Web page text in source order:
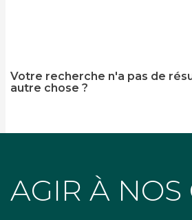
Votre recherche n'a pas de
autre chose ?
AGIR À NOS